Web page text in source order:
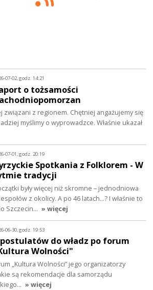
07-02, godz. 14:21
o tożsamości
związani z regionem. Chętniej angażujemy się
myślimy o wyprowadzce. Właśnie ukazał
07-01, godz. 20:19
Spotkania z Folklorem - W
tradycji
były więcej niż skromne – jednodniowa
z okolicy. A po 46 latach…? I właśnie to
Szczecin… » więcej
06-30, godz. 19:53
do władz po forum
Wolności"
„Kultura Wolności” jego organizatorzy
są rekomendacje dla samorządu
» więcej